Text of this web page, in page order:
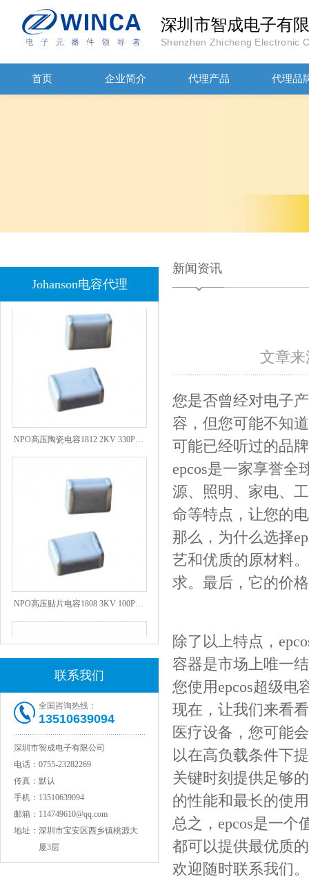
深圳市智成电子有
Shenzhen Zhicheng Electronic
首页 企业简介 代理产品 代理品
Johanson电容代理
1808 Y2 1NF安规贴片电容Johanson品牌
联系我们
全国咨询热线：
13510639094
深圳市智成电子有限公司
电话： 0755-23282269
传真： 默认
手机： 13510639094
邮箱： 114749610@qq.com
地址： 深圳市宝安区西乡镇桃源大
厦3层
新闻资讯
文章
您是否曾经对电子
容，但您可能不知
可能已经听过的品
epcos是一家享誉
源、照明、家电、
命等特点，让您的
那么，为什么选择
艺和优质的原材料
求。最后，它的价
除了以上特点，
容器是市场上唯一
您使用epcos超级
现在，让我们来看
医疗设备，您可能
以在高负载条件下
关键时刻提供足够
的性能和最长的使
总之，epcos是一个
都可以提供最优质
欢迎随时联系我们